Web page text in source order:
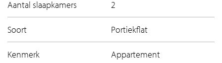
Aantal slaapkamers 2
Soort Portiekflat
Kenmerk Appartement